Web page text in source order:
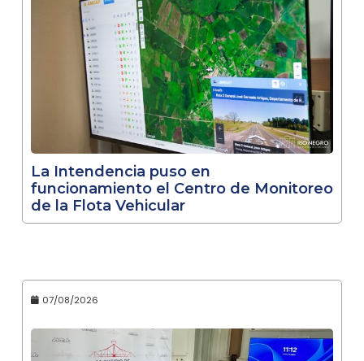
La Intendencia puso en
funcionamiento el Centro de Monitoreo
de la Flota Vehicular
07/08/2026